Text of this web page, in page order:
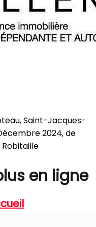
Saint-Jacques-
2024, de
Robitaille
en ligne